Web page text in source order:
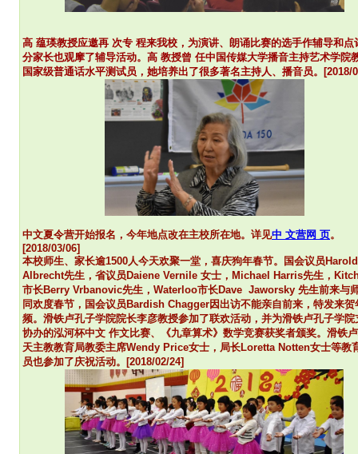
高 蕴瑛教授应邀再 次专 程来我校，为演讲、朗诵比赛的选手作辅导和点
分家长也观摩了辅导活动。 高 教授曾 任中国传媒大学播音主持艺术学院
国家级普通话水平测试员，她培养出了很多著名主持人、播音员。
[2018/
中文夏令营开始报名，今年地点改在主校所在地。详见中 文营网 页。
[2018/03/06]
本校师生、家长逾1500人今天欢聚一堂，喜庆狗年春节。国会议员Harold
Albrecht先生，省议员Daiene Vernile 女士，Michael Harris先生，
市长Berry Vrbanovic先生，Waterloo市长Dave Jaworsky 先生前来与
同欢度春节，国会议员Bardish Chagger因出访不能亲自前来，特发来贺
频。滑铁卢孔子学院院长李彦教授参加了联欢活动，并为滑铁卢孔子学院
协办的泓河杯中文 作文比赛、《九章算术》数学竞赛获奖者颁奖。滑铁
天主教教育局教委主席Wendy Price女士，局长Loretta Notten女士等教
员也参加了庆祝活动。[2018/02/24]